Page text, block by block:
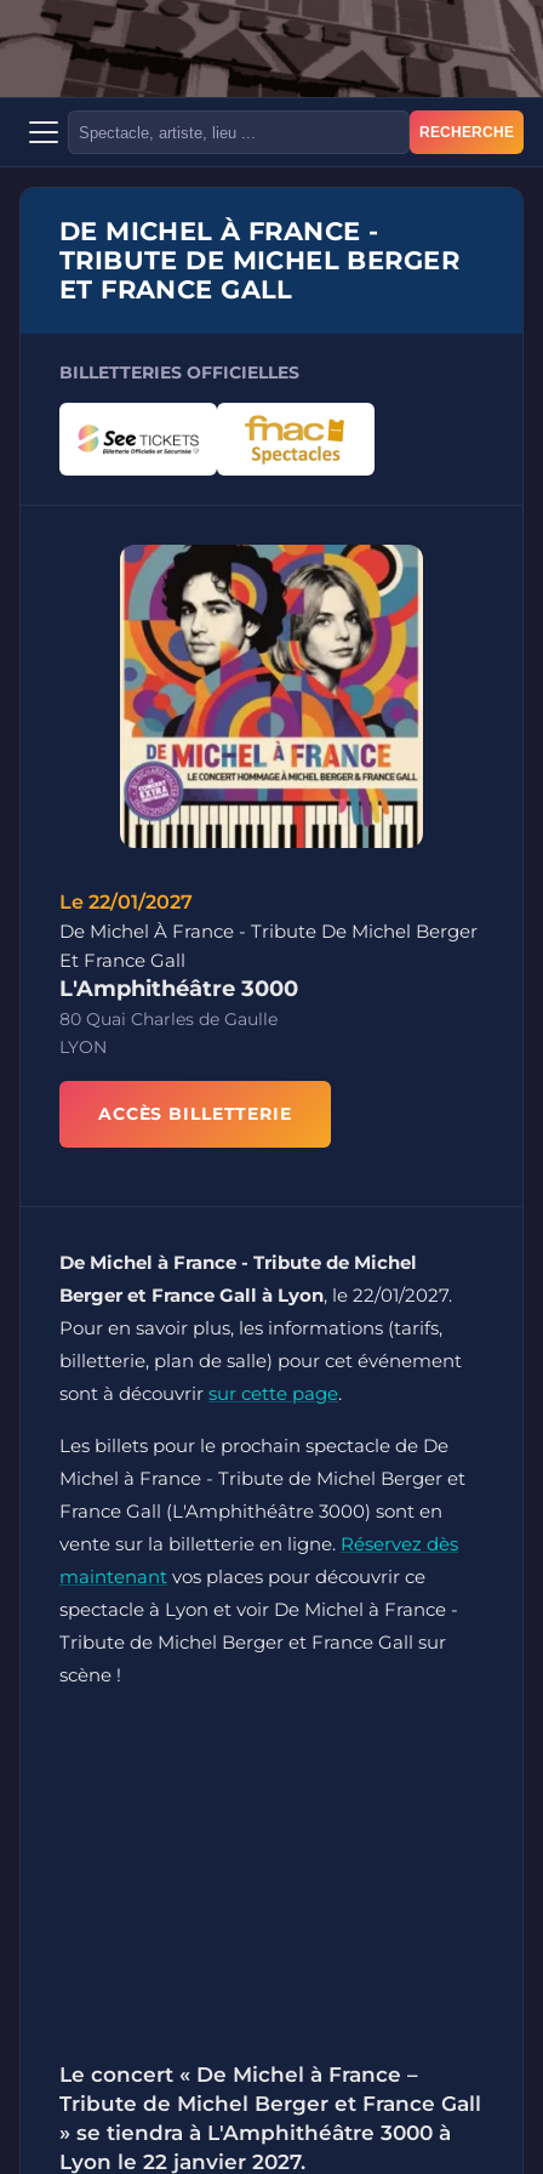
RECHERCHE
DE MICHEL À FRANCE -
TRIBUTE DE MICHEL BERGER
ET FRANCE GALL
BILLETTERIES OFFICIELLES
Le 22/01/2027
De Michel À France - Tribute De Michel Berger
Et France Gall
L'Amphithéâtre 3000
80 Quai Charles de Gaulle
LYON
ACCÈS BILLETTERIE
De Michel à France - Tribute de Michel
Berger et France Gall à Lyon, le 22/01/2027.
Pour en savoir plus, les informations (tarifs,
billetterie, plan de salle) pour cet événement
sont à découvrir sur cette page.
Les billets pour le prochain spectacle de De
Michel à France - Tribute de Michel Berger et
France Gall (L'Amphithéâtre 3000) sont en
vente sur la billetterie en ligne. Réservez dès
maintenant vos places pour découvrir ce
spectacle à Lyon et voir De Michel à France -
Tribute de Michel Berger et France Gall sur
scène !
Le concert « De Michel à France –
Tribute de Michel Berger et France Gall
» se tiendra à L'Amphithéâtre 3000 à
Lyon le 22 janvier 2027.